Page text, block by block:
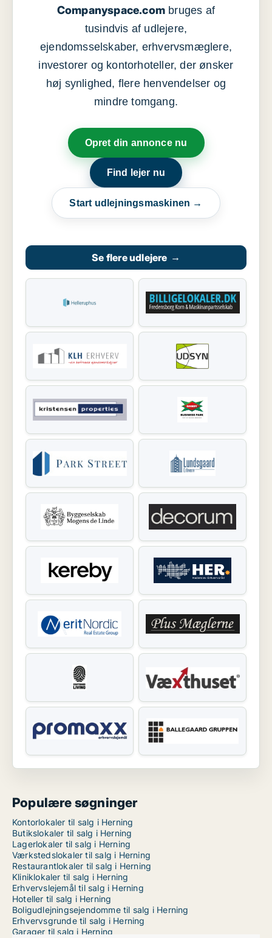
Companyspace.com bruges af
tusindvis af udlejere,
ejendomsselskaber, erhvervsmæglere,
investorer og kontorhoteller, der ønsker
høj synlighed, flere henvendelser og
mindre tomgang.
Opret din annonce nu
Find lejer nu
Start udlejningsmaskinen →
Se flere udlejere →
Populære søgninger
Kontorlokaler til salg i Herning
Butikslokaler til salg i Herning
Lagerlokaler til salg i Herning
Værkstedslokaler til salg i Herning
Restaurantlokaler til salg i Herning
Kliniklokaler til salg i Herning
Erhvervslejemål til salg i Herning
Hoteller til salg i Herning
Boligudlejningsejendomme til salg i Herning
Erhvervsgrunde til salg i Herning
Garager til salg i Herning